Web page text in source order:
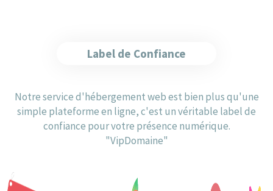
Label de Confiance
Notre service d'hébergement web est bien plus qu'une
simple plateforme en ligne, c'est un véritable label de
confiance pour votre présence numérique.
"VipDomaine"